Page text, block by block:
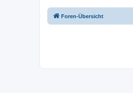
Foren-Übersicht